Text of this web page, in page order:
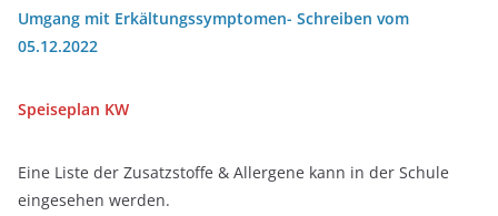
Umgang mit Erkältungssymptomen- Schreiben vom
05.12.2022
Speiseplan KW
Eine Liste der Zusatzstoffe & Allergene kann in der Schule
eingesehen werden.